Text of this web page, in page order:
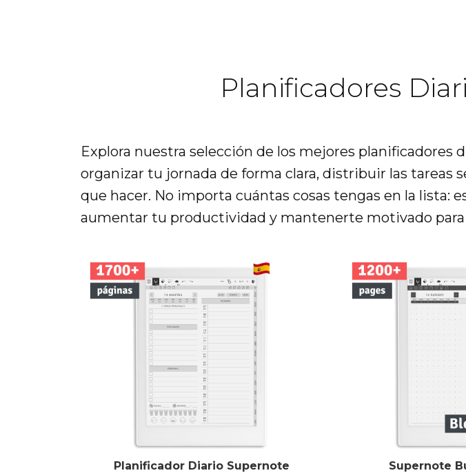
Planificadores
Explora nuestra selección de los mejores planificadores
organizar tu jornada de forma clara, distribuir las
que hacer. No importa cuántas cosas tengas en la lista:
aumentar tu productividad y mantenerte motivado
Planificador Diario Supernote Supernote